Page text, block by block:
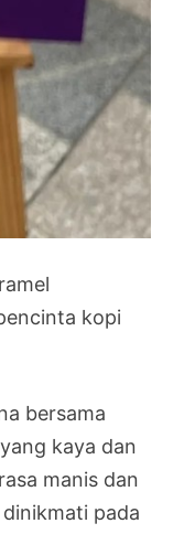
kopi
bersama
kaya dan
manis dan
pada